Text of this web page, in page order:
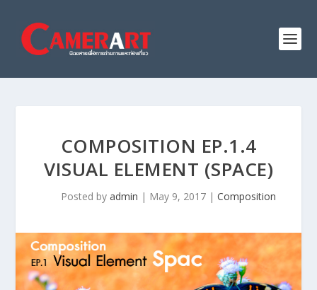
COMPOSITION EP.1.4
VISUAL ELEMENT (SPACE)
Posted by admin | May 9, 2017 | Composition